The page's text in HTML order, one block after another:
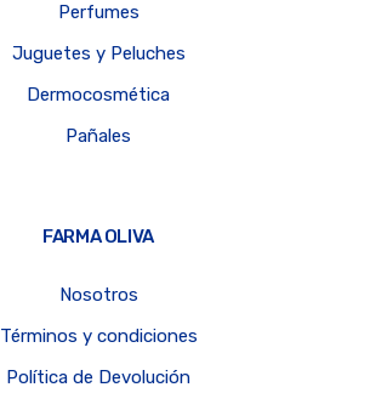
Perfumes
Juguetes y Peluches
Dermocosmética
Pañales
FARMA OLIVA
Nosotros
Términos y condiciones
Política de Devolución